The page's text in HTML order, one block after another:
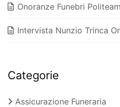
Onoranze Funebri
Intervista Nunzio Trinca
Categorie
Assicurazione Funeraria